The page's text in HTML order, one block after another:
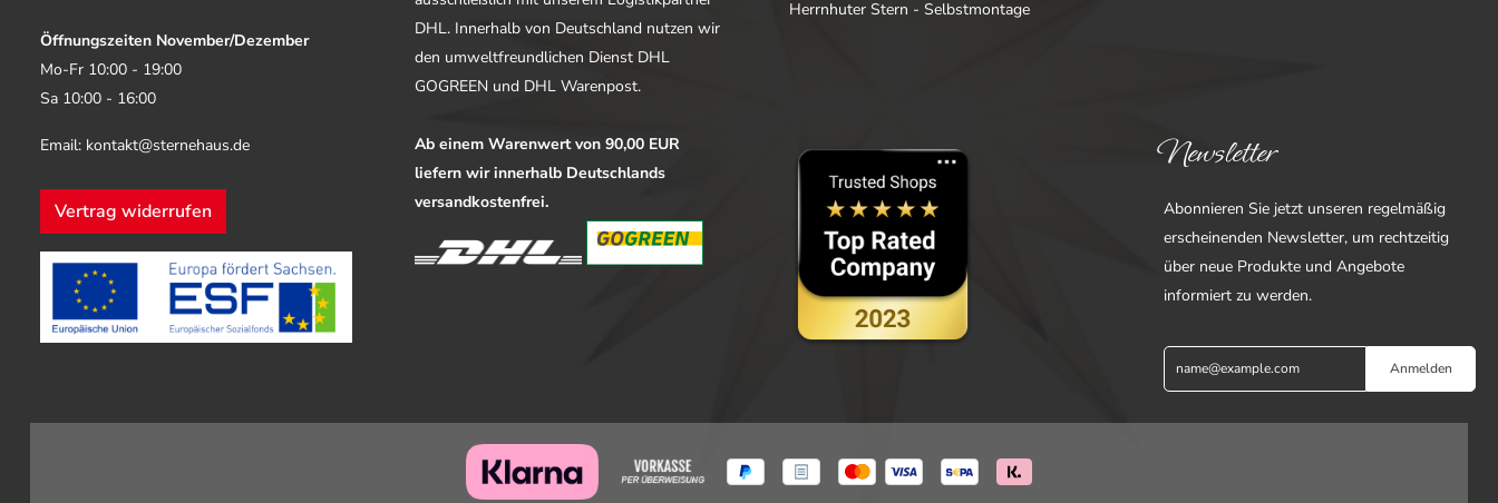
Öffnungszeiten November/Dezember
Mo-Fr 10:00 - 19:00
Sa 10:00 - 16:00
Email: kontakt@sternehaus.de
Vertrag widerrufen
Herrnhuter Stern - Selbstmontage
DHL. Innerhalb von Deutschland nutzen wir
den umweltfreundlichen Dienst DHL
GOGREEN und DHL Warenpost.
Ab einem Warenwert von 90,00 EUR
liefern wir innerhalb Deutschlands
versandkostenfrei.
Newsletter
Abonnieren Sie jetzt unseren regelmäßig
erscheinenden Newsletter, um rechtzeitig
über neue Produkte und Angebote
informiert zu werden.
Anmelden